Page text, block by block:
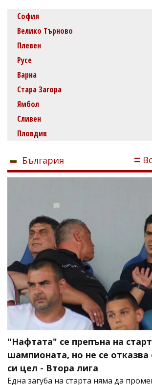
София
Велико Търново
Плевен
Русе
Варна
Стара Загора
Ямбол
Сливен
Пловдив
България
"Нафтата" се препъна на
шампионата, но не се отказва
си цел - Втора лига
Една загуба на старта няма да